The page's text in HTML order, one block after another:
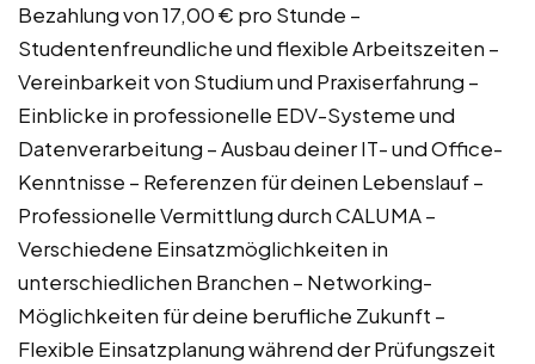
Bezahlung von 17,00 € pro Stunde –
Studentenfreundliche und flexible Arbeitszeiten –
Vereinbarkeit von Studium und Praxiserfahrung –
Einblicke in professionelle EDV-Systeme und
Datenverarbeitung – Ausbau deiner IT- und Office-
Kenntnisse – Referenzen für deinen Lebenslauf –
Professionelle Vermittlung durch CALUMA –
Verschiedene Einsatzmöglichkeiten in
unterschiedlichen Branchen – Networking-
Möglichkeiten für deine berufliche Zukunft –
Flexible Einsatzplanung während der Prüfungszeit